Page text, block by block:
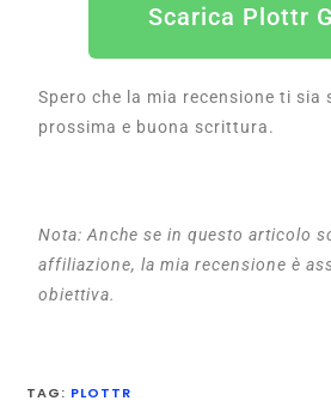
Scarica Plottr
Spero che la mia recensione ti sia
prossima e buona scrittura.
Nota: Anche se in questo articolo
affiliazione, la mia recensione è
obiettiva.
TAG: PLOTTR